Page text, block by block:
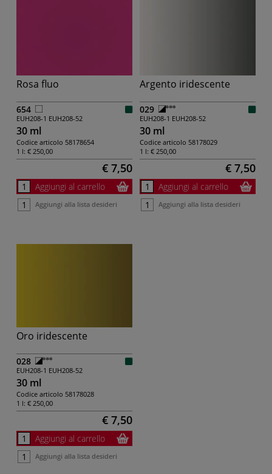
Rosa fluo
654
EUH208-1 EUH208-52
30 ml
Codice articolo 58178654
1 l: € 250,00
€ 7,50
Aggiungi al carrello
Aggiungi alla lista desideri
Argento iridescente
029
EUH208-1 EUH208-52
30 ml
Codice articolo 58178029
1 l: € 250,00
€ 7,50
Aggiungi al carrello
Aggiungi alla lista desideri
Oro iridescente
028
EUH208-1 EUH208-52
30 ml
Codice articolo 58178028
1 l: € 250,00
€ 7,50
Aggiungi al carrello
Aggiungi alla lista desideri